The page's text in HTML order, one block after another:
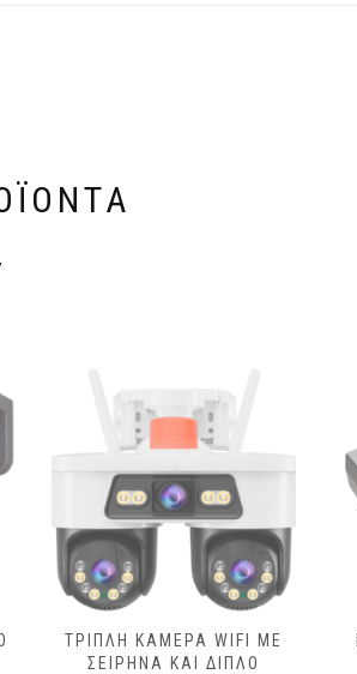
ΤΡΙΠΛΉ ΚΆΜΕΡΑ WIFI ΜΕ
ΣΕΙΡΉΝΑ ΚΑΙ ΔΙΠΛΌ